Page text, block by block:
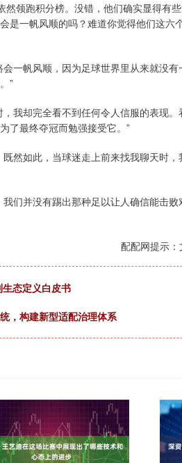
然领跑积分榜。没错，他们确实显得有
是一帆风顺的吗？难道你觉得他们这六
一帆风顺，因为足球世界里从来就没
”
我却完全看不到任何令人信服的表现
了最终夺冠而勉强接受它。”
然如此，当球迷走上前来找我聊天时，
们并没有踢出那种足以让人确信能击
配配网提示：
态定义白皮书
，构建新型适配治理体系